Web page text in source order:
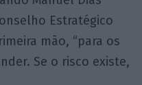
Estratégico
mão, “para os
Se o risco existe,